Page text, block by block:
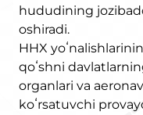
hududining
oshiradi.
HHX
qoʻshni
organlari va
koʻrsatuvchi